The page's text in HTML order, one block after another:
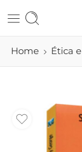
Home Ética